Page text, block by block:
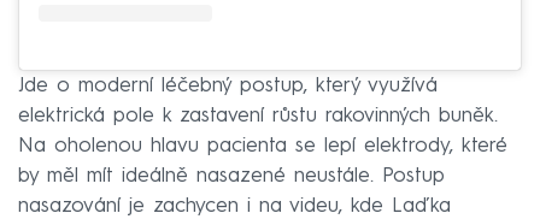
Jde o moderní léčebný postup, který využívá
elektrická pole k zastavení růstu rakovinných buněk.
Na oholenou hlavu pacienta se lepí elektrody, které
by měl mít ideálně nasazené neustále. Postup
nasazování je zachycen i na videu, kde Laďka